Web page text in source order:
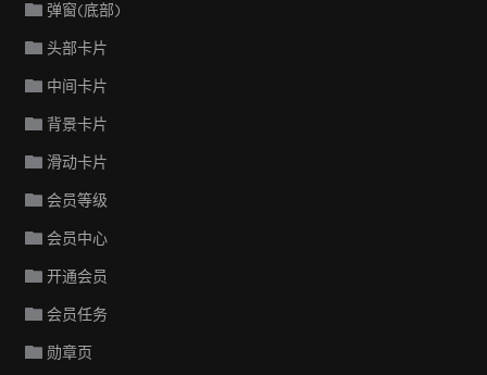
弹窗(底部)
头部卡片
中间卡片
背景卡片
滑动卡片
会员等级
会员中心
开通会员
会员任务
勋章页